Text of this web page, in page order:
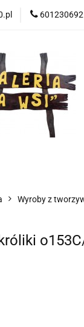
601230692
Wyroby z